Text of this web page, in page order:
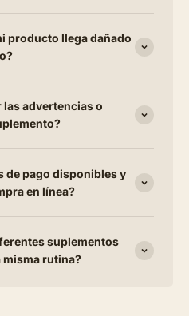
producto llega dañado
advertencias o
de pago disponibles y
en línea?
suplementos
rutina?